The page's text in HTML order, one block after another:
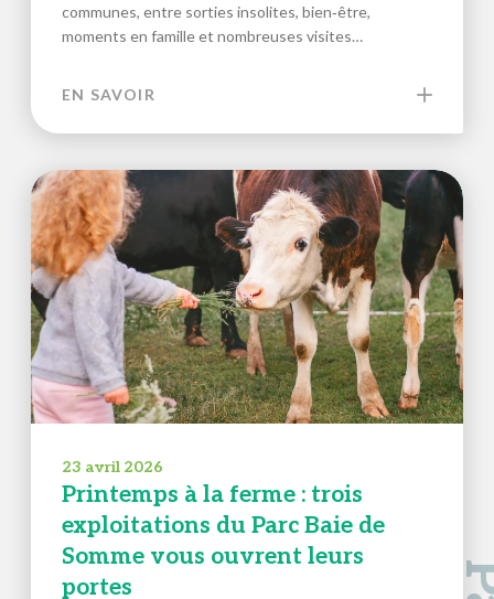
communes, entre sorties insolites, bien‑être,
moments en famille et nombreuses visites…
EN SAVOIR
23 avril 2026
Printemps à la ferme : trois
exploitations du Parc Baie de
Somme vous ouvrent leurs
portes